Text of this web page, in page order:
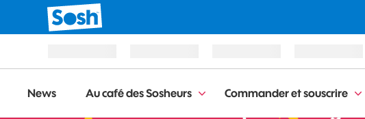
News Au café des Sosheurs Commander et souscrire